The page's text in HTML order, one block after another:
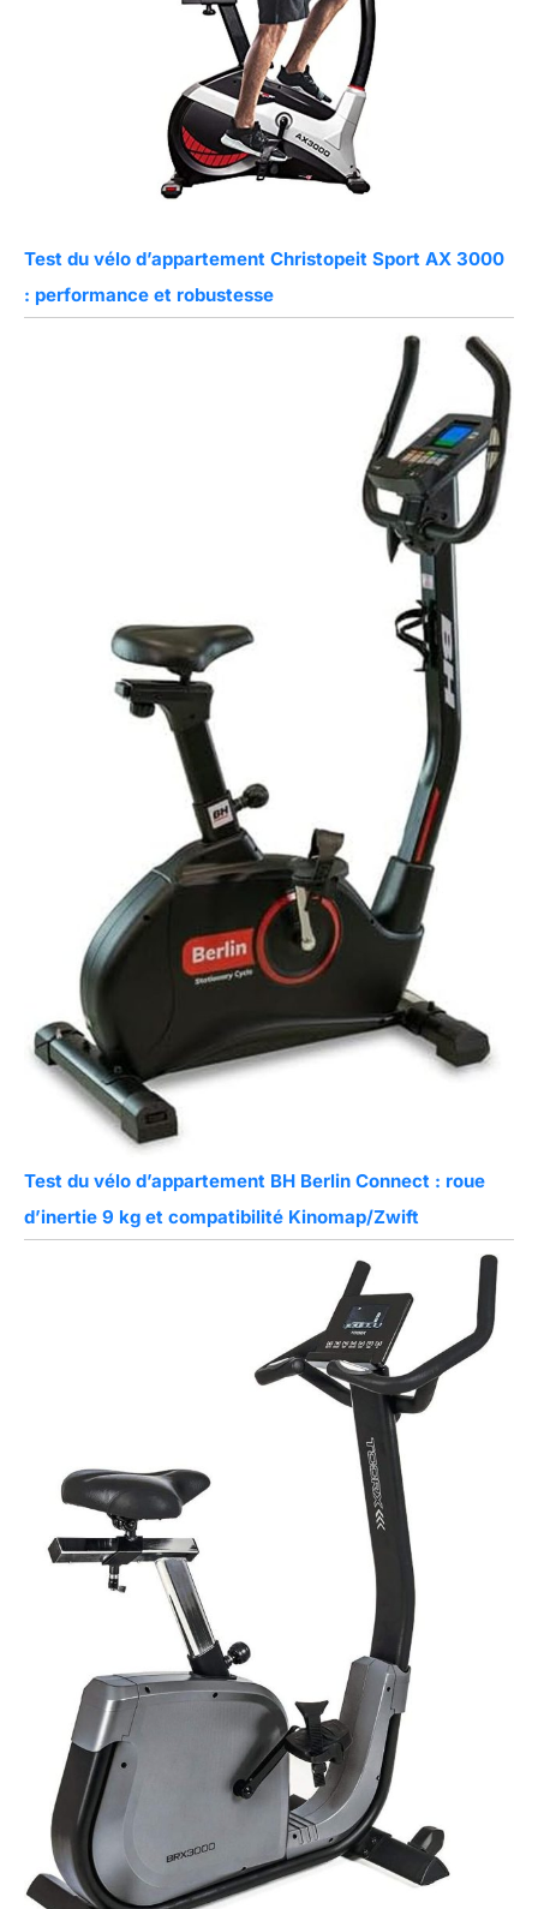
Test du vélo d’appartement Christopeit Sport AX 3000
: performance et robustesse
Test du vélo d’appartement BH Berlin Connect : roue
d’inertie 9 kg et compatibilité Kinomap/Zwift